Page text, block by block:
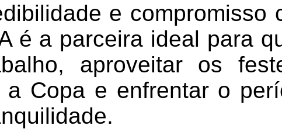
e compromisso
é a parceira ideal para
aproveitar os
a Copa e enfrentar o